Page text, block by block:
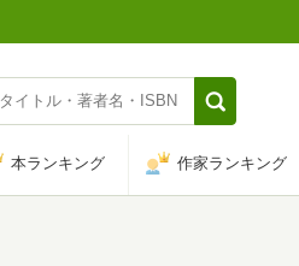
本ランキング 作家ランキング